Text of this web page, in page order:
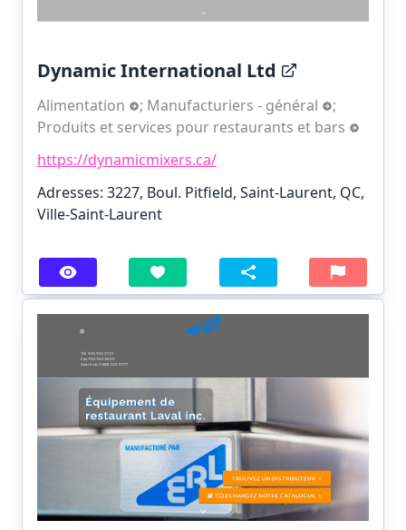
Dynamic International Ltd
Alimentation ; Manufacturiers - général
;
Produits et services pour restaurants et bars
https://dynamicmixers.ca/
Adresses: 3227, Boul. Pitfield, Saint-Laurent, QC,
Ville-Saint-Laurent